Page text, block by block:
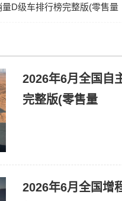
D级车排行榜完整版(零售量
2026年6月全国自
完整版(零售量
2026年6月全国增